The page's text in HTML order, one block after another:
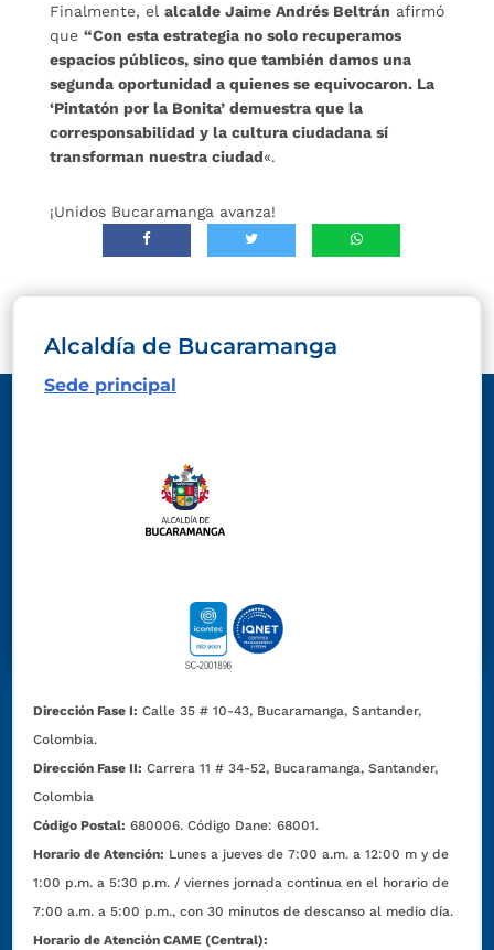
Finalmente, el alcalde Jaime Andrés Beltrán afirmó
que “Con esta estrategia no solo recuperamos
espacios públicos, sino que también damos una
segunda oportunidad a quienes se equivocaron. La
‘Pintatón por la Bonita’ demuestra que la
corresponsabilidad y la cultura ciudadana sí
transforman nuestra ciudad«.
¡Unidos Bucaramanga avanza!
Alcaldía de Bucaramanga
Sede principal
Dirección Fase I: Calle 35 # 10-43, Bucaramanga, Santander,
Colombia.
Dirección Fase II: Carrera 11 # 34-52, Bucaramanga, Santander,
Colombia
Código Postal: 680006. Código Dane: 68001.
Horario de Atención: Lunes a jueves de 7:00 a.m. a 12:00 m y de
1:00 p.m. a 5:30 p.m. / viernes jornada continua en el horario de
7:00 a.m. a 5:00 p.m., con 30 minutos de descanso al medio día.
Horario de Atención CAME (Central):